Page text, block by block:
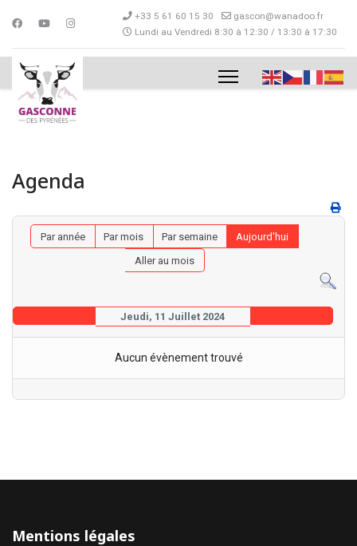
+33 5 61 60 15 30
gascon@wanadoo.fr
Lundi au Vendredi 8:30 à 12:30 / 13:30 à 17:30
Agenda
Par année Par mois Par semaine
Aujourd'hui
Aller au mois
Jeudi, 11 Juillet 2024
Aucun évènement trouvé
Mentions légales